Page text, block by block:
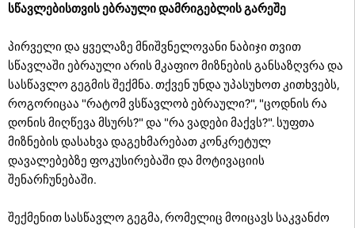
სწავლებისთვის ებრაული დამრიგებლის გარეშე
პირველი და ყველაზე მნიშვნელოვანი ნაბიჯი თვით
სწავლაში ებრაული არის მკაფიო მიზნების განსაზღვრა და
სასწავლო გეგმის შექმნა. თქვენ უნდა უპასუხოთ კითხვებს,
როგორიცაა "რატომ ვსწავლობ ებრაული?", "ცოდნის რა
დონის მიღწევა მსურს?" და "რა ვადები მაქვს?". სუფთა
მიზნების დასახვა დაგეხმარებათ კონკრეტულ
დავალებებზე ფოკუსირებაში და მოტივაციის
შენარჩუნებაში.
შექმენით სასწავლო გეგმა, რომელიც მოიცავს საკვანძო